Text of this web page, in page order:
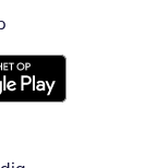
venster